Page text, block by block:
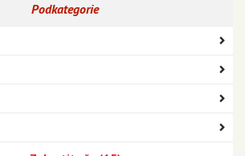
Podkategorie